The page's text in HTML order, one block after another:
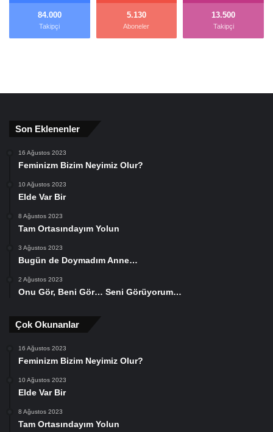
84.000
Takipçi
5.130
Aboneler
13.500
Takipçi
Son Eklenenler
16 Ağustos 2023
Feminizm Bizim Neyimiz Olur?
10 Ağustos 2023
Elde Var Bir
8 Ağustos 2023
Tam Ortasındayım Yolun
3 Ağustos 2023
Bugün de Doymadım Anne…
2 Ağustos 2023
Onu Gör, Beni Gör… Seni Görüyorum…
Çok Okunanlar
16 Ağustos 2023
Feminizm Bizim Neyimiz Olur?
10 Ağustos 2023
Elde Var Bir
8 Ağustos 2023
Tam Ortasındayım Yolun